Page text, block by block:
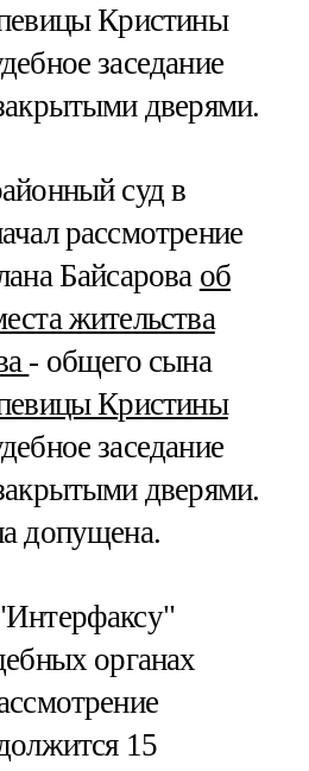
Кристины
заседание
дверями.
суд в
рассмотрение
Байсарова об
жительства
- общего сына
Кристины
заседание
дверями.
допущена.
органах
15